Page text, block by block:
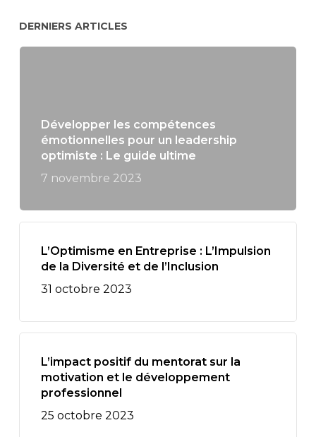
DERNIERS ARTICLES
Développer les compétences
émotionnelles pour un leadership
optimiste : Le guide ultime
7 novembre 2023
L’Optimisme en Entreprise : L’Impulsion
de la Diversité et de l’Inclusion
31 octobre 2023
L’impact positif du mentorat sur la
motivation et le développement
professionnel
25 octobre 2023